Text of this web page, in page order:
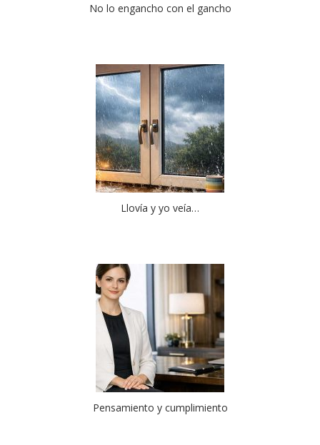
No lo engancho con el gancho
Llovía y yo veía…
Pensamiento y cumplimiento